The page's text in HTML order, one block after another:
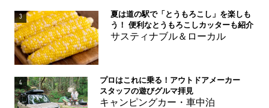
3
夏は道の駅で「とうもろこし」を楽しも
う！ 便利なとうもろこしカッターも紹介
サスティナブル＆ローカル
4
プロはこれに乗る！アウトドアメーカー
スタッフの遊びグルマ拝見
キャンピングカー・車中泊